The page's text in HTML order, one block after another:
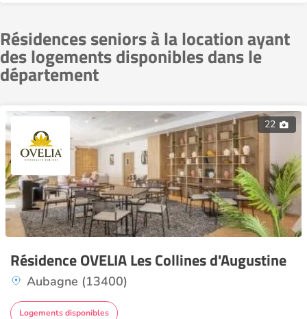
Résidences seniors à la location ayant
des logements disponibles dans le
département
22
Résidence OVELIA Les Collines d'Augustine
Aubagne (13400)
Logements disponibles